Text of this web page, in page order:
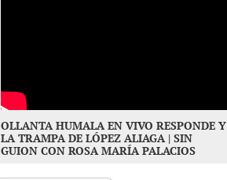
OLLANTA HUMALA EN VIVO RESPONDE Y
LA TRAMPA DE LÓPEZ ALIAGA | SIN
GUION CON ROSA MARÍA PALACIOS